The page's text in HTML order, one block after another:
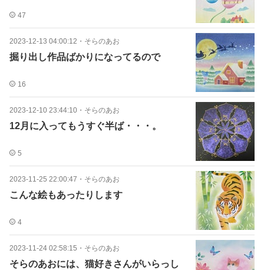
47
2023-12-13 04:00:12 ・ そらのあお
掘り出し作品ばかりになってるので
16
2023-12-10 23:44:10 ・ そらのあお
12月に入ってもうすぐ半ば・・・。
5
2023-11-25 22:00:47 ・ そらのあお
こんな絵もあったりします
4
2023-11-24 02:58:15 ・ そらのあお
そらのあおには、猫好きさんがいらっし